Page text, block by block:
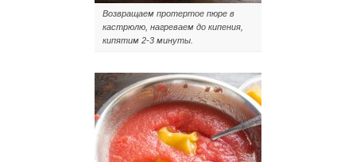
Возвращаем протертое пюре в
кастрюлю, нагреваем до кипения,
кипятим 2-3 минуты.